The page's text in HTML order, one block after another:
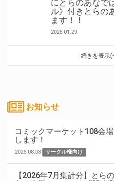
にとらのあなで
ル》付きとらの
ます！！
2026.01.29
続きを表示(
お知らせ
コミックマーケット108会
します！
2026.08.08 サークル様向け
【2026年7月集計分】とら